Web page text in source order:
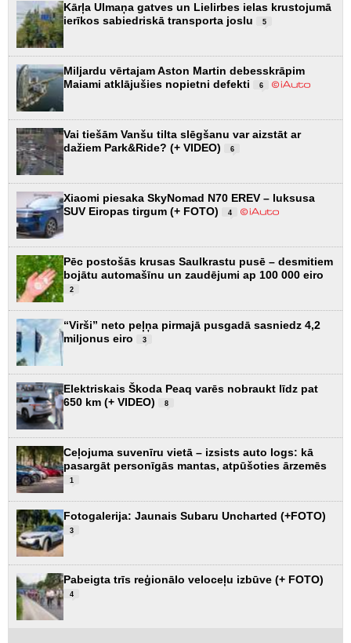
Kārļa Ulmaņa gatves un Lielirbes ielas krustojumā
ierīkos sabiedriskā transporta joslu
5
Miljardu vērtajam Aston Martin debesskrāpim
Maiami atklājušies nopietni defekti
6
Vai tiešām Vanšu tilta slēgšanu var aizstāt ar
dažiem Park&Ride? (+ VIDEO)
6
Xiaomi piesaka SkyNomad N70 EREV – luksusa
SUV Eiropas tirgum (+ FOTO)
4
Pēc postošās krusas Saulkrastu pusē – desmitiem
bojātu automašīnu un zaudējumi ap 100 000 eiro
2
“Virši” neto peļņa pirmajā pusgadā sasniedz 4,2
miljonus eiro
3
Elektriskais Škoda Peaq varēs nobraukt līdz pat
650 km (+ VIDEO)
8
Ceļojuma suvenīru vietā – izsists auto logs: kā
pasargāt personīgās mantas, atpūšoties ārzemēs
1
Fotogalerija: Jaunais Subaru Uncharted (+FOTO)
3
Pabeigta trīs reģionālo veloceļu izbūve (+ FOTO)
4